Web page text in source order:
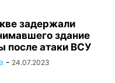
задержали
здание
после атаки ВСУ
- 24.07.2023